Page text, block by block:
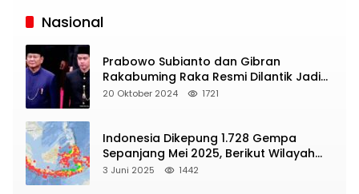
Nasional
Prabowo Subianto dan Gibran
Rakabuming Raka Resmi Dilantik Jadi
Presiden dan Wapres RI
20 Oktober 2024 1721
Indonesia Dikepung 1.728 Gempa
Sepanjang Mei 2025, Berikut Wilayah
Yang Intens Diguncang!
3 Juni 2025 1442